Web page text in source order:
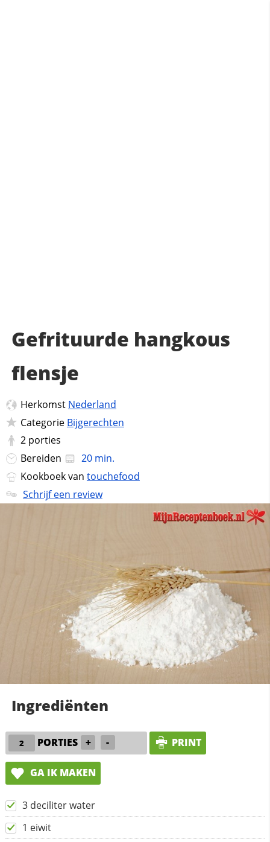
Gefrituurde hangkous
flensje
Herkomst Nederland
Categorie Bijgerechten
2 porties
Bereiden
20 min.
Kookboek van touchefood
Schrijf een review
Ingrediënten
PORTIES + - PRINT
GA IK MAKEN
3 deciliter water
1 eiwit